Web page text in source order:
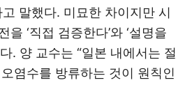
말했다. 미묘한 차이지만 시
을 ‘직접 검증한다’와 ‘설명을
. 양 교수는 “일본 내에서는 절
염수를 방류하는 것이 원칙인